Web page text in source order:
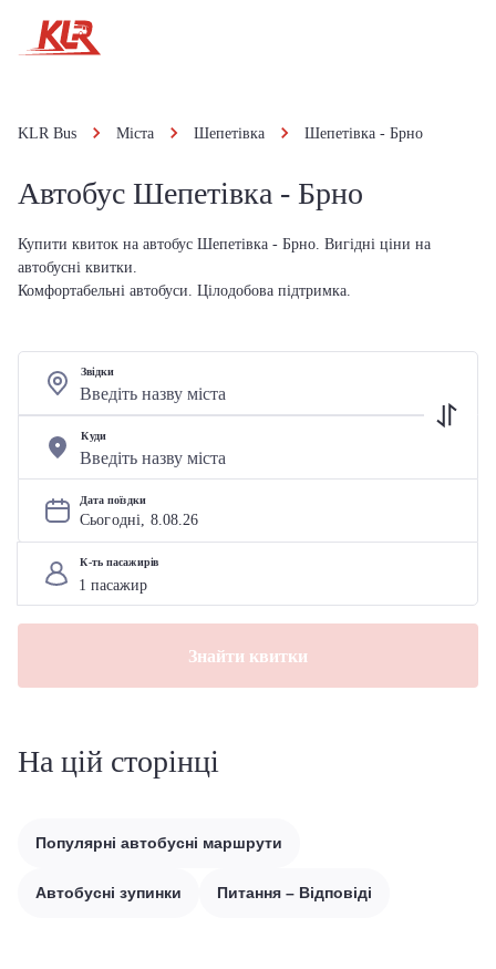
KLR Bus Міста Шепетівка Шепетівка - Брно
Автобус Шепетівка - Брно
Купити квиток на автобус Шепетівка - Брно. Вигідні ціни на
автобусні квитки.
Комфортабельні автобуси. Цілодобова підтримка.
Звідки
Куди
Дата поїздки
Сьогодні, 8.08.26
К-ть пасажирів
Знайти квитки
На цій сторінці
Популярні автобусні маршрути
Автобусні зупинки Питання – Відповіді